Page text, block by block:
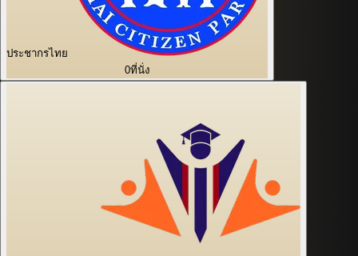
ประชากรไทย
0ที่นั่ง